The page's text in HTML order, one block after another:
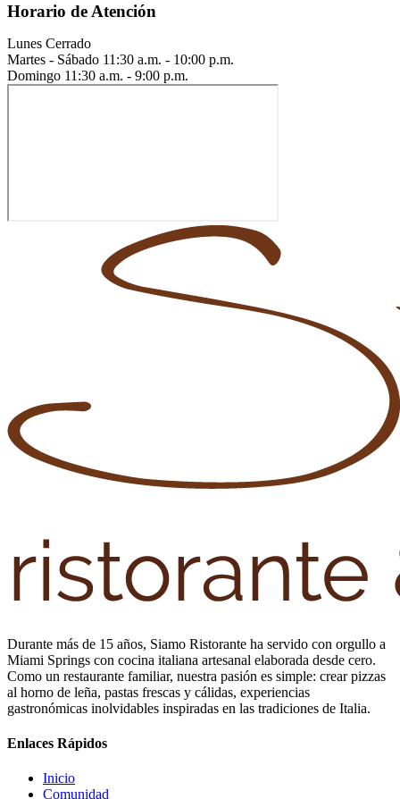
Horario de Atención
Lunes Cerrado
Martes - Sábado 11:30 a.m. - 10:00 p.m.
Domingo 11:30 a.m. - 9:00 p.m.
Durante más de 15 años, Siamo Ristorante ha servido con orgullo a
Miami Springs con cocina italiana artesanal elaborada desde cero.
Como un restaurante familiar, nuestra pasión es simple: crear pizzas
al horno de leña, pastas frescas y cálidas, experiencias
gastronómicas inolvidables inspiradas en las tradiciones de Italia.
Enlaces Rápidos
Inicio
Comunidad